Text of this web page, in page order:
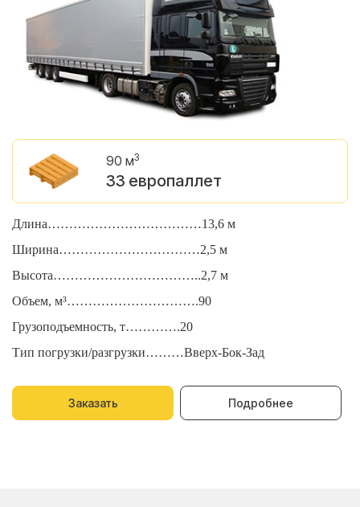
90 м3
33 европаллет
Длина………………………………13,6 м
Ширина……………………………2,5 м
Высота……………………………..2,7 м
Объем, м³………………………….90
Грузоподъемность, т………….20
Тип погрузки/разгрузки………Вверх-Бок-Зад
Заказать Подробнее